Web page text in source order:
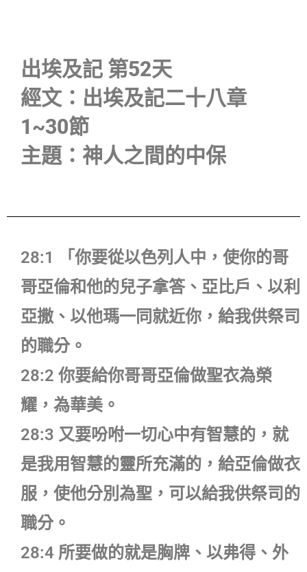
出埃及記 第52天
經文：出埃及記二十八章
1~30節
主題：神人之間的中保
28:1 「你要從以色列人中，使你的哥
哥亞倫和他的兒子拿答、亞比戶、以利
亞撒、以他瑪一同就近你，給我供祭司
的職分。
28:2 你要給你哥哥亞倫做聖衣為榮
耀，為華美。
28:3 又要吩咐一切心中有智慧的，就
是我用智慧的靈所充滿的，給亞倫做衣
服，使他分別為聖，可以給我供祭司的
職分。
28:4 所要做的就是胸牌、以弗得、外